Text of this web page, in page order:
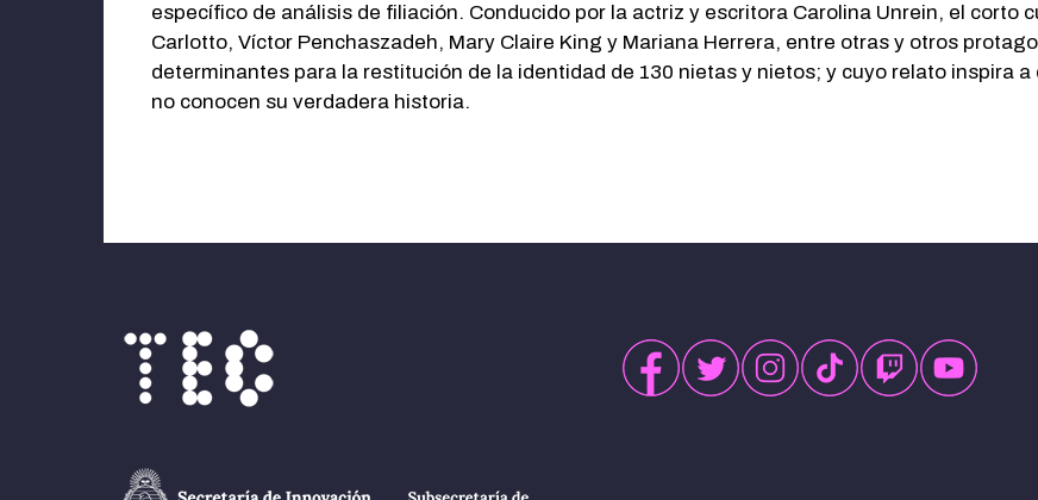
específico de análisis de filiación. Conducido por la actriz y escritora Carolina Unrein, el corto
Carlotto, Víctor Penchaszadeh, Mary Claire King y Mariana Herrera, entre otras y otros
determinantes para la restitución de la identidad de 130 nietas y nietos; y cuyo relato inspira
no conocen su verdadera historia.